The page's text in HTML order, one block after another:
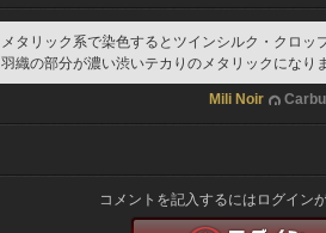
メタリック系で染色するとツインシルク・クロッ
羽織の部分が濃い渋いテカりのメタリックになりま
Mili Noir
コメントを記入するにはログイン